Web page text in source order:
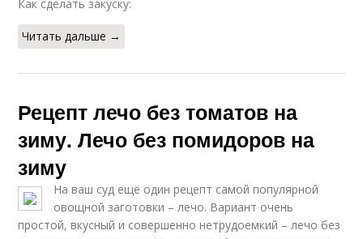
Как сделать закуску:
Читать дальше →
Рецепт лечо без томатов на
зиму. Лечо без помидоров на
зиму
На ваш суд ещё один рецепт самой популярной
овощной заготовки – лечо. Вариант очень
простой, вкусный и совершенно нетрудоемкий – лечо без